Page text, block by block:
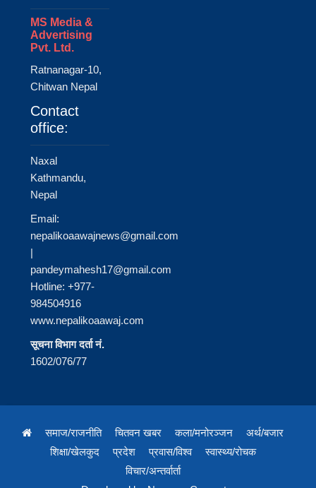
MS Media &
Advertising
Pvt. Ltd.
Ratnanagar-10,
Chitwan Nepal
Contact
office:
Naxal
Kathmandu,
Nepal
Email:
nepalikoaawajnews@gmail.com
|
pandeymahesh17@gmail.com
Hotline: +977-
984504916
www.nepalikoaawaj.com
सूचना विभाग दर्ता नं.
1602/076/77
समाज/राजनीति चितवन खबर कला/मनोरञ्जन
अर्थ/बजार
शिक्षा/खेलकुद
प्रदेश प्रवास/विश्व
स्वास्थ्य/रोचक
विचार/अन्तर्वार्ता